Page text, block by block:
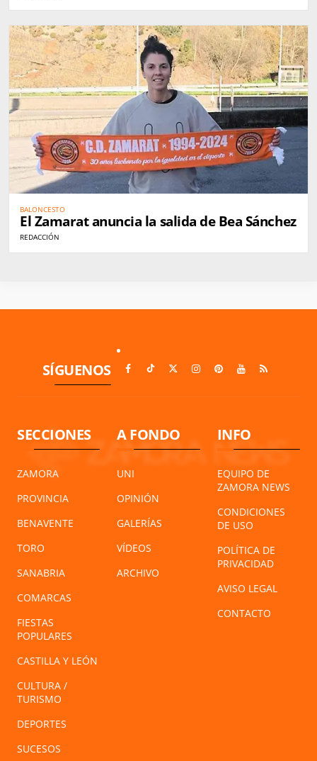
BALONCESTO
El Zamarat anuncia la salida de Bea Sánchez
REDACCIÓN
SÍGUENOS
SECCIONES
ZAMORA
PROVINCIA
BENAVENTE
TORO
SANABRIA
COMARCAS
FIESTAS
POPULARES
CASTILLA Y LEÓN
CULTURA /
TURISMO
DEPORTES
SUCESOS
A FONDO
UNI
OPINIÓN
GALERÍAS
VÍDEOS
ARCHIVO
INFO
EQUIPO DE
ZAMORA NEWS
CONDICIONES
DE USO
POLÍTICA DE
PRIVACIDAD
AVISO LEGAL
CONTACTO